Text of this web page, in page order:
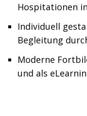
Hospitationen
Individuell
Begleitung
Moderne
und als